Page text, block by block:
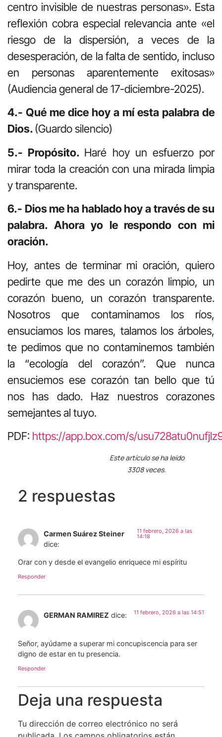
centro invisible de nuestras personas». Esta
reflexión cobra especial relevancia ante «el
riesgo de la dispersión, a veces de la
desesperación, de la falta de sentido, incluso
en personas aparentemente exitosas»
(Audiencia general de 17-diciembre-2025).
4.- Qué me dice hoy a mí esta palabra de
Dios.(Guardo silencio)
5.- Propósito. Haré hoy un esfuerzo por
mirar toda la creación con una mirada limpia
y transparente.
6.- Dios me ha hablado hoy a través de su
palabra. Ahora yo le respondo con mi
oración.
Hoy, antes de terminar mi oración, quiero
pedirte que me des un corazón limpio, un
corazón bueno, un corazón transparente.
Nosotros que contaminamos los ríos,
ensuciamos los mares, talamos los árboles,
te pedimos que no contaminemos también
la “ecología del corazón”. Que nunca
ensuciemos ese corazón tan bello que tú
nos has dado. Haz nuestros corazones
semejantes al tuyo.
PDF: https://app.box.com/s/
Este artículo se ha leído
3308 veces.
2 respuestas
Carmen Suárez Steiner
dice:
11 febrero, 2026 a las
14:18
Orar con y desde el evangelio enriquece mi espíritu
Responder
GERMAN RAMIREZ dice: 11 febrero, 2026 a las 14:51
Señor, ayúdame a superar mi concupiscencia para ser
digno de estar en tu presencia.
Responder
Deja una respuesta
Tu dirección de correo electrónico no será